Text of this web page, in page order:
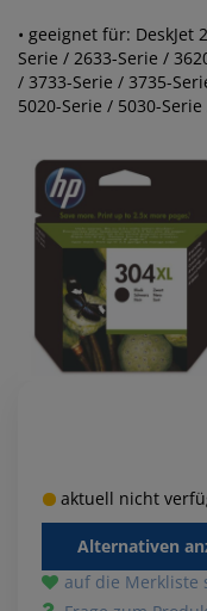
• geeignet für: DeskJet
Serie / 2633-Serie /
/ 3733-Serie / 3735-
5020-Serie / 5030-
aktuell nicht
Alternativen
auf die Merkliste